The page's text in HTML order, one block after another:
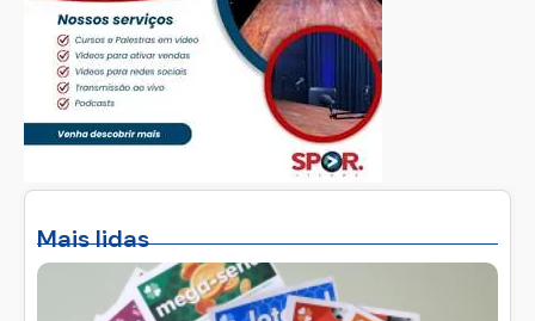
Mais lidas